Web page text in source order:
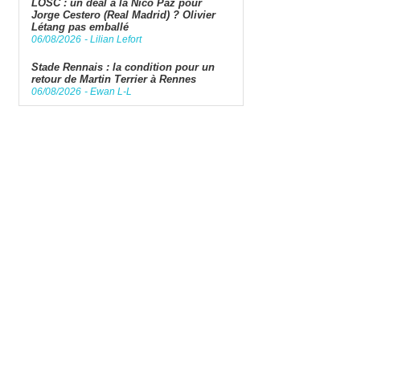
LOSC : un deal à la Nico Paz pour
Jorge Cestero (Real Madrid) ? Olivier
Létang pas emballé
06/08/2026 - Lilian Lefort
Stade Rennais : la condition pour un
retour de Martin Terrier à Rennes
06/08/2026 - Ewan L-L